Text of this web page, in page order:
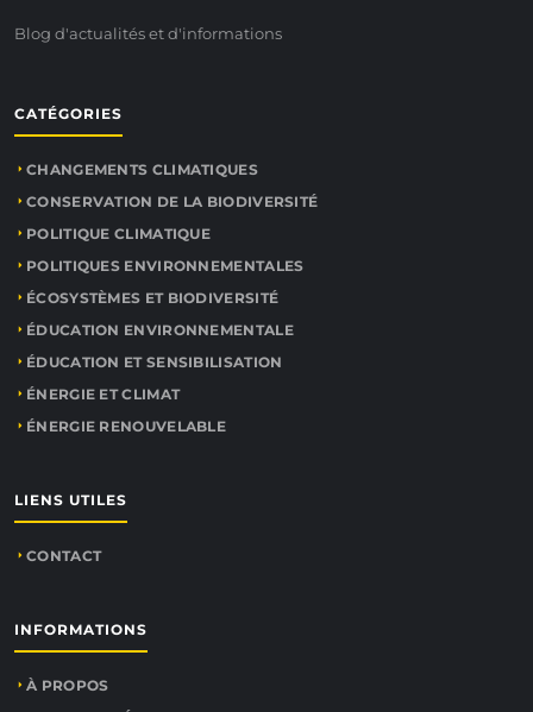
Blog d'actualités et d'informations
CATÉGORIES
CHANGEMENTS CLIMATIQUES
CONSERVATION DE LA BIODIVERSITÉ
POLITIQUE CLIMATIQUE
POLITIQUES ENVIRONNEMENTALES
ÉCOSYSTÈMES ET BIODIVERSITÉ
ÉDUCATION ENVIRONNEMENTALE
ÉDUCATION ET SENSIBILISATION
ÉNERGIE ET CLIMAT
ÉNERGIE RENOUVELABLE
LIENS UTILES
CONTACT
INFORMATIONS
À PROPOS